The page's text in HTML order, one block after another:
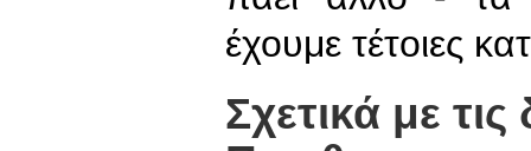
έχουμε τέτοιες
Σχετικά με